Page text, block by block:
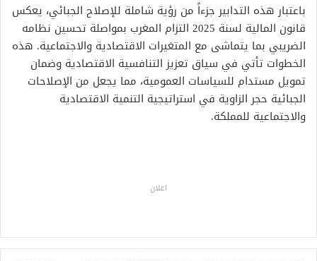
باعتبار هذه التدابير جزءاً من رؤية شاملة للإصلاح الجبائي، يعكس
قانون المالية لسنة 2025 التزام المغرب بمواصلة تحسين نظامه
الضريبي بما يتماشى مع المتغيرات الاقتصادية والاجتماعية. هذه
الخطوات تأتي في سياق تعزيز التنافسية الاقتصادية وضمان
تمويل مستدام للسياسات العمومية، مما يجعل من الإصلاحات
الجبائية حجر الزاوية في استراتيجية التنمية الاقتصادية
والاجتماعية للمملكة.
اعلان